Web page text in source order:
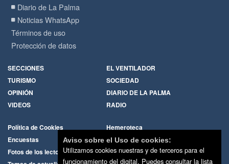
Diario de La Palma
Noticias WhatsApp
Términos de uso
Protección de datos
SECCIONES
EL VENTILADOR
TURISMO
SOCIEDAD
OPINIÓN
DIARIO DE LA PALMA
VIDEOS
RADIO
Política de Cookies
Hemeroteca
Encuestas
Cartas de los lectores
Fotos de los lectores
Galerías de imágenes
Aviso sobre el Uso de cookies:
Utilizamos cookies nuestras y de terceros para el
funcionamiento del digital. Puedes consultar la lista